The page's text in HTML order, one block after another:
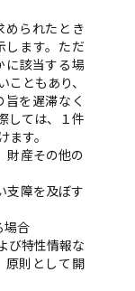
められたとき
します。ただ
に該当する場
ともあり、
を遅滞なく
しては、１件
す。
財産その他の
支障を及ぼす
場合
び特性情報な
原則として開